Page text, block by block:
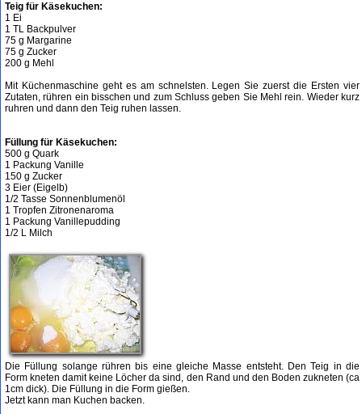
Teig für Käsekuchen:
1 Ei
1 TL Backpulver
75 g Margarine
75 g Zucker
200 g Mehl
Mit Küchenmaschine geht es am schnelsten. Legen Sie zuerst die Ersten vier
Zutaten, rühren ein bisschen und zum Schluss geben Sie Mehl rein. Wieder kurz
ruhren und dann den Teig ruhen lassen.
Füllung für Käsekuchen:
500 g Quark
1 Packung Vanille
150 g Zucker
3 Eier (Eigelb)
1/2 Tasse Sonnenblumenöl
1 Tropfen Zitronenaroma
1 Packung Vanillepudding
1/2 L Milch
Die Füllung solange rühren bis eine gleiche Masse entsteht. Den Teig in die
Form kneten damit keine Löcher da sind, den Rand und den Boden zukneten (ca
1cm dick). Die Füllung in die Form gießen.
Jetzt kann man Kuchen backen.